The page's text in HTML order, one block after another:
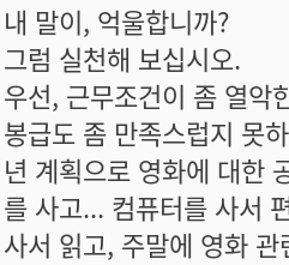
내 말이, 억울합니까?
그럼 실천해 보십시오.
우선, 근무조건이 좀 열악
봉급도 좀 만족스럽지 못
년 계획으로 영화에 대한
를 사고... 컴퓨터를 사서
사서 읽고, 주말에 영화